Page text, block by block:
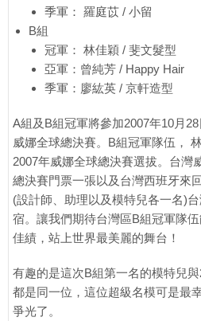
季軍： 羅庭苡 / 小留
B組
冠軍： 林佳穎 / 斐文髮型
亞軍：曾純芳 / Happy Hair
季軍：廖紘英 / 京軒造型
A組及B組冠軍將參加2007年10月
威娜全球總決賽。B組冠軍隊伍，
2007年威娜全球總決賽選拔。台灣
總決賽門票一張以及台灣西班牙來
(設計師、助理以及模特兒各一名)
宿。讓我們期待台灣區B組冠軍隊
佳績，站上世界最美麗的舞台！
有趣的是這次B組第一名的模特兒
都是同一位，這位超級名模可是最
爭光了。